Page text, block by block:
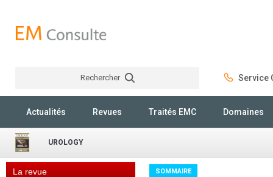
Rechercher Service
Actualités Revues Traités EMC Domaines
UROLOGY
La revue SOMMAIRE